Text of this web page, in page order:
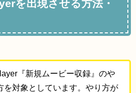
を出現させる方法・
『新規ムービー収録』のや
を対象としています。やり方が